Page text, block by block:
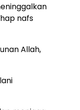
nafs
Allah,